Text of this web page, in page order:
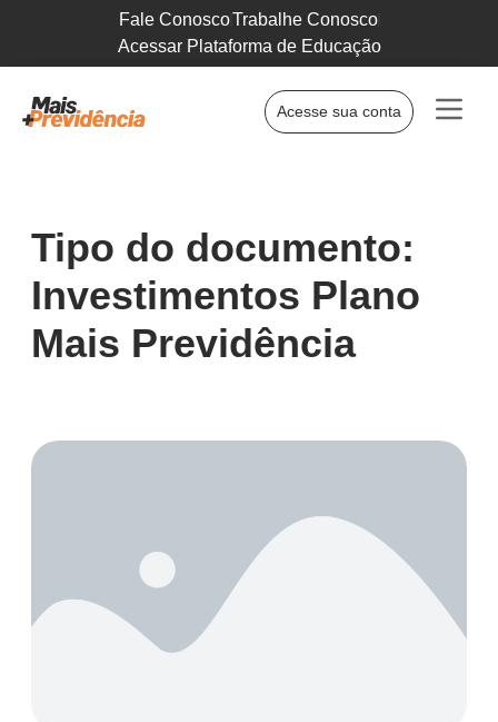
Fale ConoscoTrabalhe Conosco
Acessar Plataforma de Educação
Acesse sua conta
Tipo do documento:
Investimentos Plano
Mais Previdência